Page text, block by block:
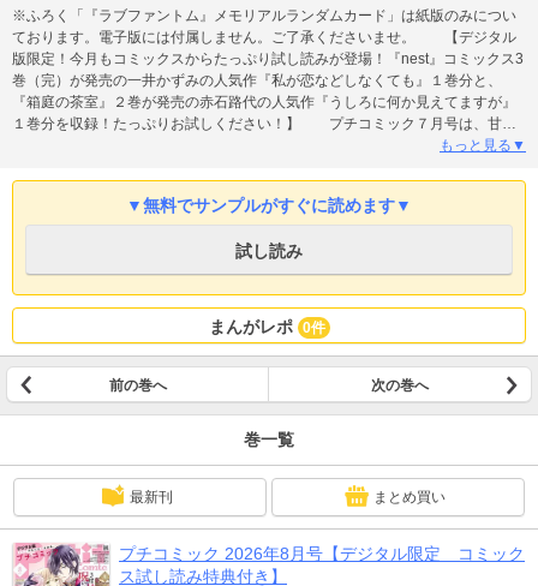
※ふろく「『ラブファントム』メモリアルランダムカード」は紙版のみについ
ております。電子版には付属しません。ご了承くださいませ。 【デジタル
版限定！今月もコミックスからたっぷり試し読みが登場！『nest』コミックス3
巻（完）が発売の一井かずみの人気作『私が恋などしなくても』１巻分と、
『箱庭の茶室』２巻が発売の赤石路代の人気作『うしろに何か見えてますが』
１巻分を収録！たっぷりお試しください！】 プチコミック７月号は、甘々
ラブから爆笑ラブコメまで…いつも以上に幅広いラインナップでお届けしま
年目突破記念号♪ 【巻頭カラー】 相川ヒロ『その男、沼につき。』 累計
55万部突破の大ヒット作！ 恋人ターンでさらに甘々展開をお見逃しな
派作家が贈るオフィスラブショートよみきり！ 横山真由美『モラ夫成敗し
ときました★ 転生ギャル勇者と囚われの姫～モラハラ義実家を攻略せよ～番
外編』累計40万部突破！妻プチ連載作のスピンオフが本誌に初登場！ まし
ろ雪『同期以上、恋人未満？』 恋に疲れた心をときほぐす大人の等身大ハー
トフルラブよみきり39P！ 【ラインナップ】 ●恋人同士になりどんどん距
離が縮づく桃と叶。ついに温泉旅行でその時がやってくる！？ 表紙&巻頭カラ
ー…『その男、沼につき。』相川ヒロ ●注目の第2話！大増45P…『花城院家
の嫁取り』わたなべ志穂 ●爆笑ショート番外編…『モラ夫成敗しときました
真由美 ●いくつになってもラブラブな百々子&慧だけど、そんな２人の未来
は！？…『ラブファントム』みつきかこ ●『輪廻婚~大正ロマン恋慕～』如月
ひいろ ●『好きのひとつも言えないくせに』円城寺マキ ●常務である隼人へ
の気持ちに気付いてしまった茜。けれど隼人の住む世界との違いを再認識し
て！？ 巻中カラー40P…『拗らせ御曹司は懐かない』安タケコ 他 『プ
チコミック』デジタル版では、紙版と一部内容が異なる場合がございます。紙
版の付録も含まれません。ご了承下さいませ。
もっと見る▼
▼無料でサンプルがすぐに読めます▼
試し読み
まんがレポ 0件
前の巻へ 次の巻へ
巻一覧
最新刊 まとめ買い
プチコミック 2026年8月号【デジタル限定 コミック
ス試し読み特典付き】